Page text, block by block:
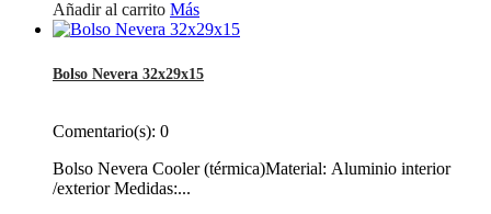
Añadir al carrito Más
Bolso Nevera 32x29x15
Comentario(s): 0
Bolso Nevera Cooler (térmica)Material: Aluminio interior
/exterior Medidas:...